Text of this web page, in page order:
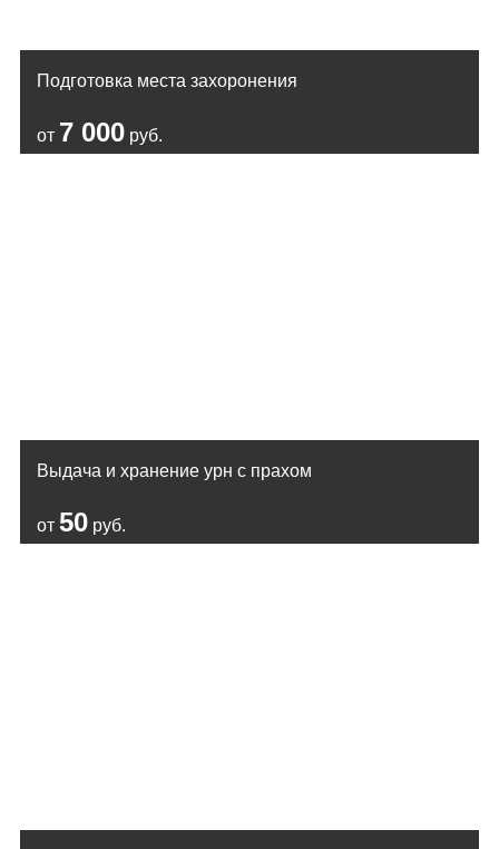
Подготовка места захоронения
от 7 000 руб.
Выдача и хранение урн с прахом
от 50 руб.